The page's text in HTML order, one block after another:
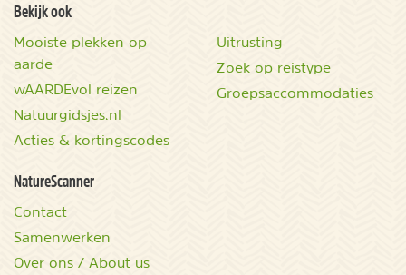
Bekijk ook
Mooiste plekken op
aarde
wAARDEvol reizen
Natuurgidsjes.nl
Acties & kortingscodes
Uitrusting
Zoek op reistype
Groepsaccommodaties
NatureScanner
Contact
Samenwerken
Over ons / About us